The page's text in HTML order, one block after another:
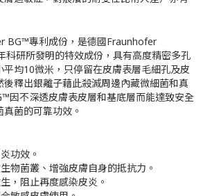
BG™專利成份，是德國Fraunhofer
研所發明的特效成份，具有高度精密多孔
均10微米，只停留在皮膚表層毛細孔及皮
後釋出銀離子藉此殺滅周邊內藏微細菌和真
因不深透皮膚表皮層和基底層而能達致安全
菌的可靠功效。
功效。
物菌叢、增強皮膚自身的抵抗力。
，阻止再度感染皮炎。